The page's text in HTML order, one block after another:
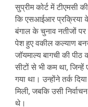
सुप्रीम कोर्ट में टीएमसी
कि एसआईआर प्रक्रिया
बंगाल के चुनाव नतीजों
पेश हुए वकील कल्याण
जॉयमाल्य बागची की
सीटों से भी कम था,
गया था। उन्होंने तर्क
मिली, जबकि उसी
थे।